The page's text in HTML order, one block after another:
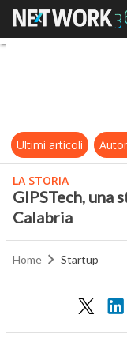
Ultimi articoli
LA STORIA
GIPSTech, una
Calabria
Home Startup